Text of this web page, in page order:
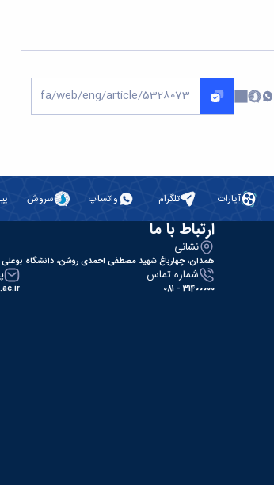
آپارات تلگرام واتساپ سروش
ارتباط با ما
نشانی
همدان، چهارباغ شهید مصطفی احمدی روشن، دانشگاه بوعلی
شماره تماس
31400000 - 081